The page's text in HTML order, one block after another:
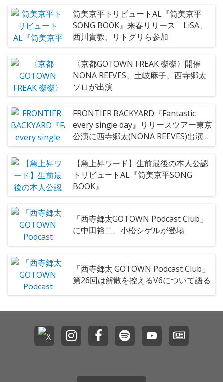
筒美京平トリビュートAL『筒美京平
SONG BOOK』来春リリース LiSA、
西川貴教、リトグリら参加
〈京都GOTOWN FREAK 磔磔〉開催
NONA REEVES、土岐麻子、西寺郷太
ソロが出演
FRONTIER BACKYARD『Fantastic
every single day』リリースツアー東京
公演に西寺郷太(NONA REEVES)出演決
定
【急上昇ワード】生前最後の本人公認
トリビュートAL『筒美京平SONG
BOOK』
「西寺郷太GOTOWN Podcast Club」
に中田裕二、小松シゲルが登場
「西寺郷太 GOTOWN Podcast Club」
第26回は解散を控えるV6について語る